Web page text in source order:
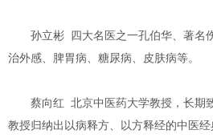
孙立彬 四大名医之一孔伯华、著名
治外感、脾胃病、糖尿病、皮肤病等。
蔡向红 北京中医药大学教授，长期
教授归纳出以病释方、以方释经的中医